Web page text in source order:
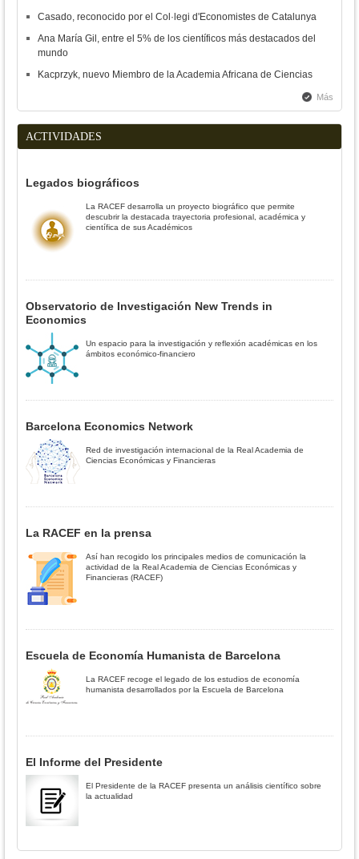
Casado, reconocido por el Col·legi d'Economistes de Catalunya
Ana María Gil, entre el 5% de los científicos más destacados del
mundo
Kacprzyk, nuevo Miembro de la Academia Africana de Ciencias
Más
ACTIVIDADES
Legados biográficos
La RACEF desarrolla un proyecto biográfico que permite
descubrir la destacada trayectoria profesional, académica y
científica de sus Académicos
Observatorio de Investigación New Trends in
Economics
Un espacio para la investigación y reflexión académicas en los
ámbitos económico-financiero
Barcelona Economics Network
Red de investigación internacional de la Real Academia de
Ciencias Económicas y Financieras
La RACEF en la prensa
Así han recogido los principales medios de comunicación la
actividad de la Real Academia de Ciencias Económicas y
Financieras (RACEF)
Escuela de Economía Humanista de Barcelona
La RACEF recoge el legado de los estudios de economía
humanista desarrollados por la Escuela de Barcelona
El Informe del Presidente
El Presidente de la RACEF presenta un análisis científico sobre
la actualidad